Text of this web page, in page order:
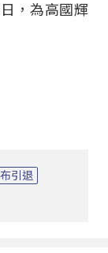
，為高國輝
引退